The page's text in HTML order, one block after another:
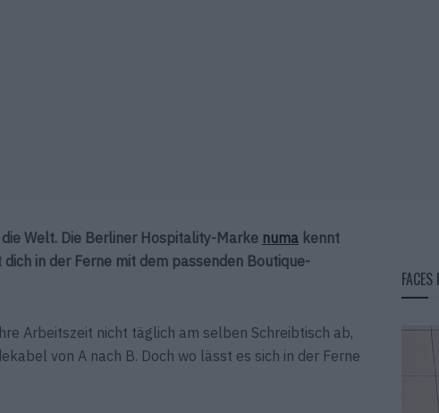
Welt. Die Berliner Hospitality-Marke numa kennt
in der Ferne mit dem passenden Boutique-
Arbeitszeit nicht täglich am selben Schreibtisch ab,
von A nach B. Doch wo lässt es sich in der Ferne